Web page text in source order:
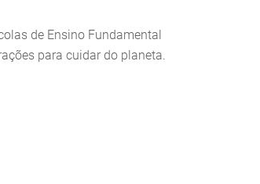
de Ensino Fundamental
para cuidar do planeta.